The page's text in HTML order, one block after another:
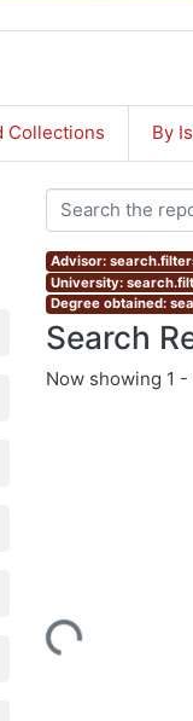
Collections By
Advisor:
University:
Degree obtained:
Search
Now showing 1 -
Loading...